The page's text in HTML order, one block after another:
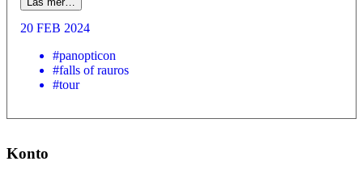
20 FEB 2024
#panopticon
#falls of rauros
#tour
Konto